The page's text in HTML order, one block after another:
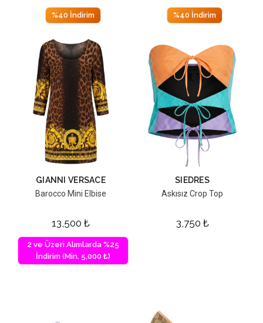
%40 İndirim %40 İndirim
GIANNI VERSACE
Barocco Mini Elbise
13,500 ₺
2 ve Üzeri Alımlarda %25
İndirim (Min. 5,000 ₺)
SIEDRES
Askısız Crop Top
3,750 ₺